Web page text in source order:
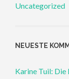
Uncategorized
NEUESTE
Karine Tuil: Die